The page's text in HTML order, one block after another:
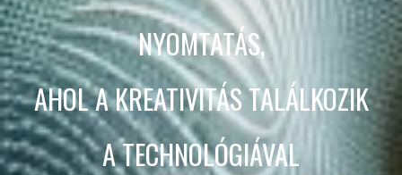
NYOMTATÁS,
AHOL A KREATIVITÁS TALÁLKOZIK
A TECHNOLÓGIÁVAL